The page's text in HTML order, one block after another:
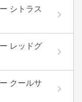
シトラス
レッドグ
クールサ